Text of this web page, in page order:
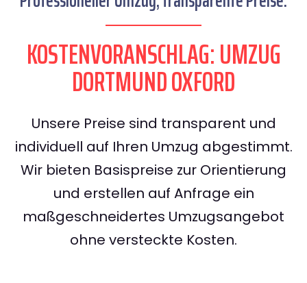
KOSTENVORANSCHLAG: UMZUG
DORTMUND OXFORD
Unsere Preise sind transparent und
individuell auf Ihren Umzug abgestimmt.
Wir bieten Basispreise zur Orientierung
und erstellen auf Anfrage ein
maßgeschneidertes Umzugsangebot
ohne versteckte Kosten.